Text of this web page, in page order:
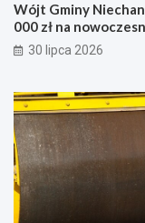
Wójt Gminy
000 zł na
30 lipca 2026